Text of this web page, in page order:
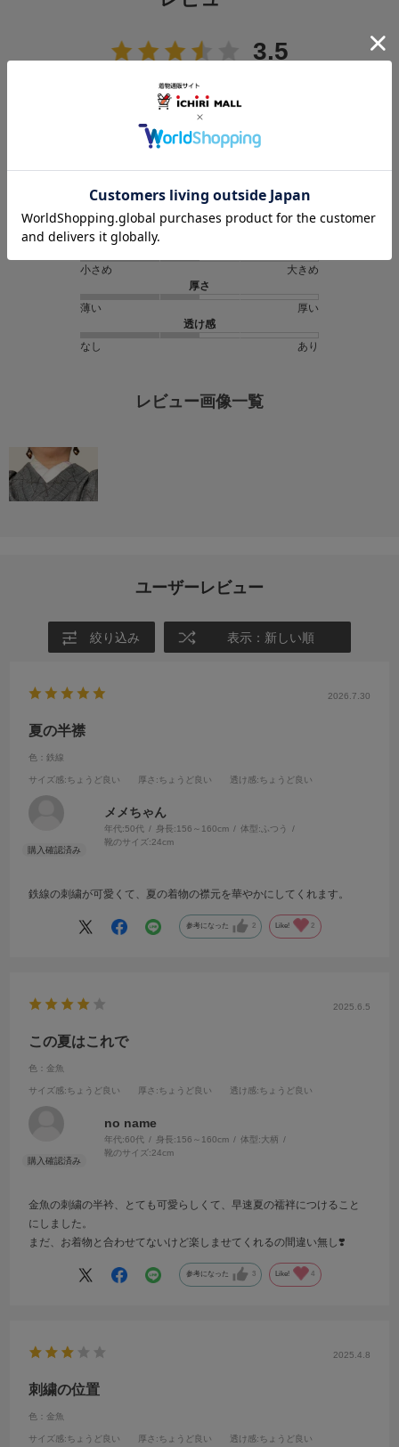
3.5
レビュー件数：
★ 3
★ 1
小さめ
大きめ
厚さ
薄い
厚い
透け感
なし
あり
レビュー画像一覧
ユーザーレビュー
絞り込み 表示：新しい順
2026.7.30
夏の半襟
色：鉄線
サイズ感:ちょうど良い 厚さ :ちょうど良い 透け感:ちょうど良い
メメちゃん
年代:50代 身長:156～160cm 体型: ふつう
靴のサイズ:24cm
鉄線の刺繍が可愛くて、夏の着物の襟元を華やかにしてくれます。
参考になった 2 Like! 2
2025.6.5
この夏はこれで
色：金魚
サイズ感:ちょうど良い 厚さ :ちょうど良い 透け感:ちょうど良い
no name
年代:60代 身長:156～160cm 体型:大柄
靴のサイズ:24cm
金魚の刺繍の半衿、とても可愛らしくて、早速夏の襦袢につけること
にしました。
まだ、お着物と合わせてないけど楽しませてくれるの間違い無し❣️
参考になった 3 Like! 4
2025.4.8
刺繍の位置
色：金魚
サイズ感:ちょうど良い 厚さ :ちょうど良い 透け感:ちょうど良い